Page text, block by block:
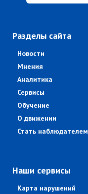
Разделы сайта
Новости
Мнения
Аналитика
Сервисы
Обучение
О движении
Стать наблюдателем
Наши сервисы
Карта нарушений